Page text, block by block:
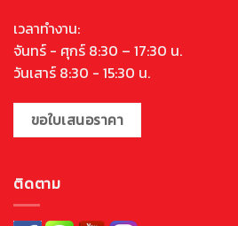
เวลาทำงาน:
จันทร์ - ศุกร์ 8:30 – 17:30 น.
วันเสาร์ 8:30 - 15:30 น.
ขอใบเสนอราคา
ติดตาม